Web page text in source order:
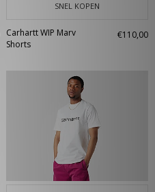
SNEL KOPEN
Carhartt WIP Marv
Shorts
€110,00